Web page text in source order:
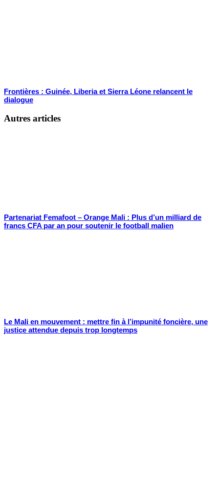
Frontières : Guinée, Liberia et Sierra Léone relancent le
dialogue
Autres articles
Partenariat Femafoot – Orange Mali : Plus d’un milliard de
francs CFA par an pour soutenir le football malien
Le Mali en mouvement : mettre fin à l’impunité foncière, une
justice attendue depuis trop longtemps